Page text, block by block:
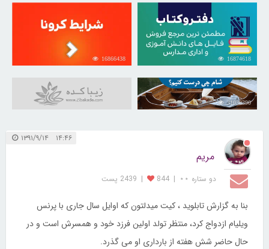
16874618
16866438
31038390
۱۴:۴۶ ۱۳۹۱/۹/۱۴
مریم
دو ستاره ⋆⋆ |
844
| 2439 پست
بنا به گزارش تابلوید ، کیت میدلتون که اوایل سال جاری با پرنس
ویلیام ازدواج کرد، منتظر تولد اولین فرزد خود و همسرش است و در
حال حاضر شش هفته از بارداری او می گذرد.